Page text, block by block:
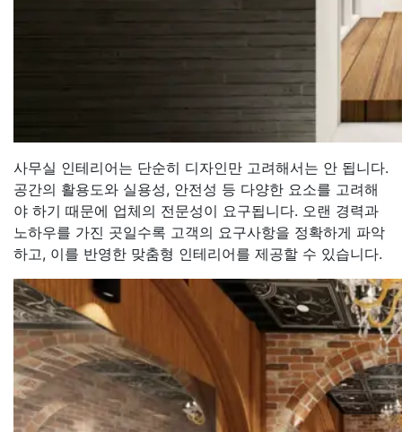
사무실 인테리어는 단순히 디자인만 고려해서는 안 됩니다.
공간의 활용도와 실용성, 안전성 등 다양한 요소를 고려해
야 하기 때문에 업체의 전문성이 요구됩니다. 오랜 경력과
노하우를 가진 곳일수록 고객의 요구사항을 정확하게 파악
하고, 이를 반영한 맞춤형 인테리어를 제공할 수 있습니다.